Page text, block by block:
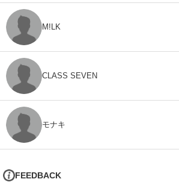
M!LK
CLASS SEVEN
モナキ
FEEDBACK